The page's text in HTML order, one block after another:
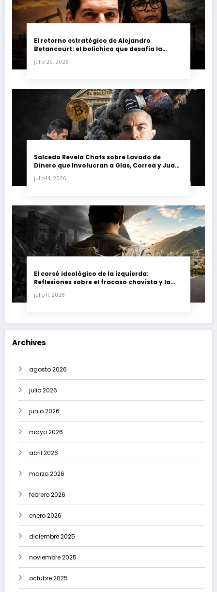
El retorno estratégico de Alejandro
Betancourt: el bolichico que desafía la
petrolera venezolana
julio 20, 2026
Salcedo Revela Chats sobre Lavado de
Dinero que Involucran a Glas, Correa y Juan
julio 14, 2026
El corsé ideológico de la izquierda:
Reflexiones sobre el fracaso chavista y la
julio 11, 2026
Archives
agosto 2026
julio 2026
junio 2026
mayo 2026
abril 2026
marzo 2026
febrero 2026
enero 2026
diciembre 2025
noviembre 2025
octubre 2025